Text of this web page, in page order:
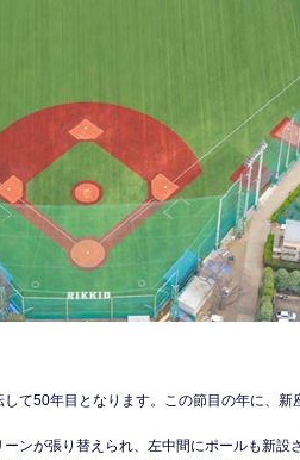
て50年目となります。この節目の年に、新
ンが張り替えられ、左中間にポールも新設